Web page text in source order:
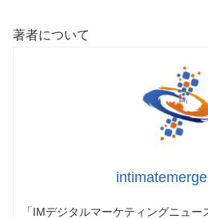
著者について
「IMデジタルマーケティングニュ